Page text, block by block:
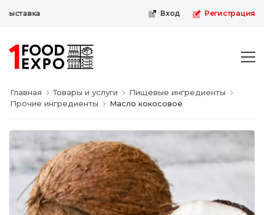
Вход Регистрация
Главная Товары и услуги
Пищевые ингредиенты
Прочие ингредиенты
Масло кокосовое